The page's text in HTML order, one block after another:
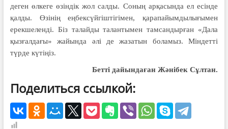
деген өлкеге өзіндік жол салды. Соның арқасында ел есінде
қалды. Өзінің еңбексүйгіштігімен, қарапайымдылығымен
ерекшеленді. Біз талайды талантымен тамсандырған «Дала
қызғалдағы» жайында әлі де жазатын боламыз. Міндетті
түрде күтіңіз.
Бетті дайындаған Жәнібек Сұлтан.
Поделиться ссылкой: